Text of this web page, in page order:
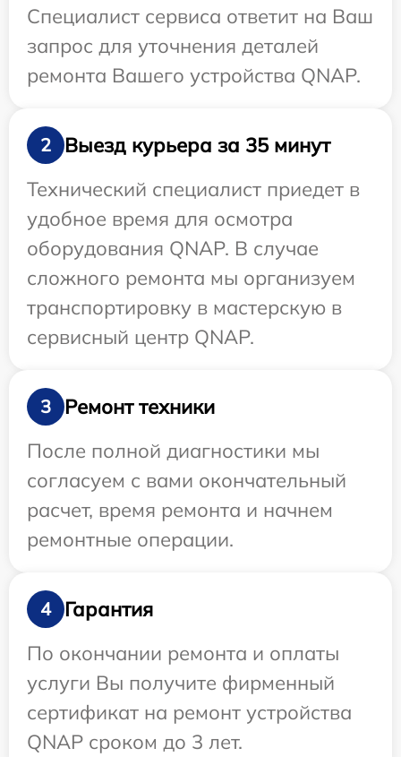
Специалист сервиса ответит на Ваш
запрос для уточнения деталей
ремонта Вашего устройства QNAP.
2
Выезд курьера за 35 минут
Технический специалист приедет в
удобное время для осмотра
оборудования QNAP. В случае
сложного ремонта мы организуем
транспортировку в мастерскую в
сервисный центр QNAP.
3
Ремонт техники
После полной диагностики мы
согласуем с вами окончательный
расчет, время ремонта и начнем
ремонтные операции.
4
Гарантия
По окончании ремонта и оплаты
услуги Вы получите фирменный
сертификат на ремонт устройства
QNAP сроком до 3 лет.